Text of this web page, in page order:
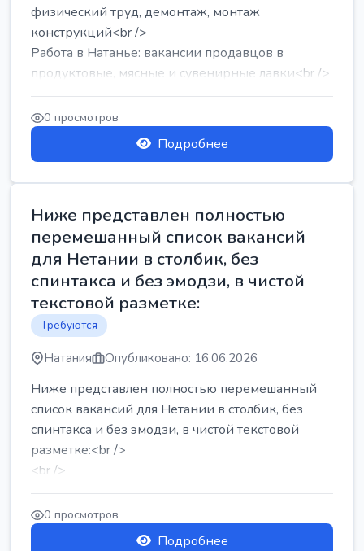
физический труд, демонтаж, монтаж
конструкций<br />
Работа в Натанье: вакансии продавцов в
продуктовые, мясные и сувенирные лавки<br />
Разнорабочий на сборку м...
0 просмотров
Подробнее
Ниже представлен полностью
перемешанный список вакансий
для Нетании в столбик, без
спинтакса и без эмодзи, в чистой
текстовой разметке:
Требуются
Натания Опубликовано: 16.06.2026
Ниже представлен полностью перемешанный
список вакансий для Нетании в столбик, без
спинтакса и без эмодзи, в чистой текстовой
разметке:<br />
<br />
Работа в Нетании на мебельном производстве:
требу...
0 просмотров
Подробнее